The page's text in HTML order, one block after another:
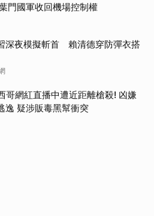
門國軍收回機場控制權
深夜模擬斬首 賴清德穿防彈衣搭
哥網紅直播中遭近距離槍殺! 凶嫌
逸 疑涉販毒黑幫衝突